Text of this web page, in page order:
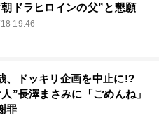
朝ドラヒロインの父”と懇願
19:46
、ドッキリ企画を中止に!?
”長澤まさみに「ごめんね」
罪